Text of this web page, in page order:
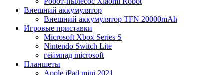
Внешний аккумулятор
Внешний аккумулятор TFN 20000mAh
Игровые приставки
Microsoft Xbox Series S
Nintendo Switch Lite
геймпад microsoft
Планшеты
Apple iPad mini 2021